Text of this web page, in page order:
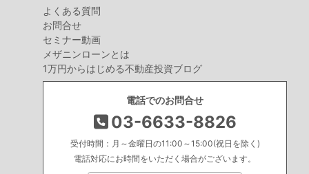
よくある質問
お問合せ
セミナー動画
メザニンローンとは
1万円からはじめる不動産投資ブログ
電話でのお問合せ
03-6633-8826
受付時間：月～金曜日の11:00～15:00(祝日を除く)
電話対応にお時間をいただく場合がございます。